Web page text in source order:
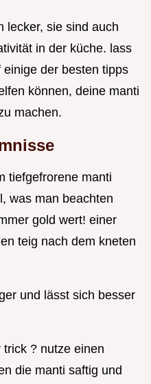
lecker, sie sind auch
in der küche. lass
der besten tipps
können, deine manti
machen.
tiefgefrorene manti
was man beachten
gold wert! einer
teig nach dem kneten
und lässt sich besser
? nutze einen
die manti saftig und